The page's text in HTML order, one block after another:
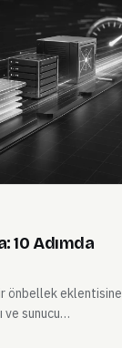
10 Adımda
önbellek eklentisine
sunucu